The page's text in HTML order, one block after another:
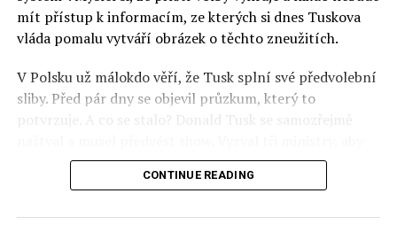
výzvy, kterým bude muset trh čelit tváří v tvář zásadním
technologickým změnám. Účastníci fóra také zváží, do
technologií umělé inteligence v mnoha oblastech života
umožní Evropské unii obnovit konkurenceschopnost ve
vztahu ke globálním ekonomikám a nutnosti zajistit
mít přístup k informacím, ze kterých si dnes Tuskova
vláda pomalu vytváří obrázek o těchto zneužitích.
V Polsku už málokdo věří, že Tusk splní své předvolební
sliby. Před pár dny se objevil průzkum, který to
potvrzuje. A co se stalo? Donald Tusk se samozřejmě
před kamerami podepsali dohodu o stíhání členů PiS, a
ti poslušně ono divadlo předvedli. Andrzej Domański
CONTINUE READING